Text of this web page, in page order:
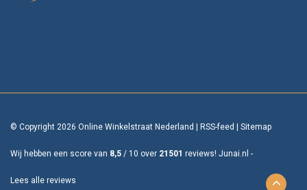
© Copyright 2026 Online Winkelstraat Nederland RSS-feed Sitemap
Wij hebben een score van 8,5 / 10 over 21501 reviews! Junai.nl -
Lees alle reviews